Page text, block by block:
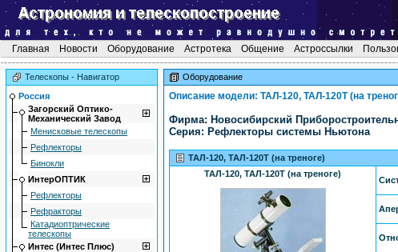
Главная Новости Оборудование Астротека Общение Астроссылки
Телескопы - Навигатор
Россия
Загоpский Оптико-
Механический Завод
Mенисковые телескопы
Рефлекторы
Бинокли
ИнтерОПТИК
Рефлекторы
Рефракторы
Катадиоптрические
телескопы
Интес (Интес Плюс)
Оборудование
Описание модели: ТАЛ-120, ТАЛ-120Т (на
Фирма: Hовосибиpский
Серия: Рефлекторы системы Ньютона
ТАЛ-120, ТАЛ-120Т (на треноге)
ТАЛ-120, ТАЛ-120Т (на треноге)